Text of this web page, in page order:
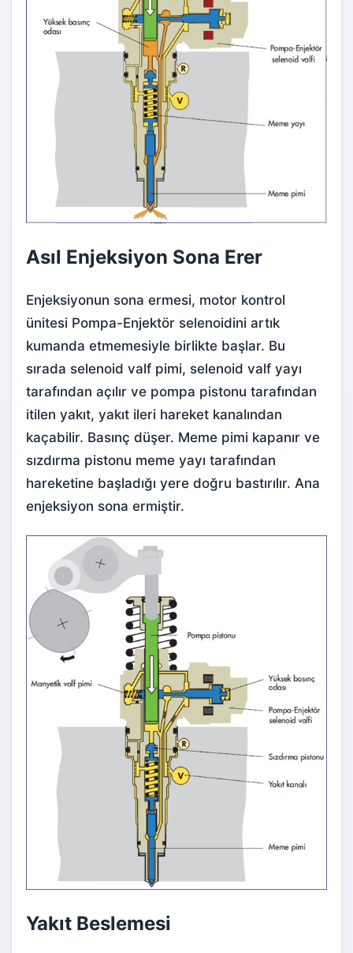
Asıl Enjeksiyon Sona Erer
Enjeksiyonun sona ermesi, motor kontrol
ünitesi Pompa-Enjektör selenoidini artık
kumanda etmemesiyle birlikte başlar. Bu
sırada selenoid valf pimi, selenoid valf yayı
tarafından açılır ve pompa pistonu tarafından
itilen yakıt, yakıt ileri hareket kanalından
kaçabilir. Basınç düşer. Meme pimi kapanır ve
sızdırma pistonu meme yayı tarafından
hareketine başladığı yere doğru bastırılır. Ana
enjeksiyon sona ermiştir.
Yakıt Beslemesi